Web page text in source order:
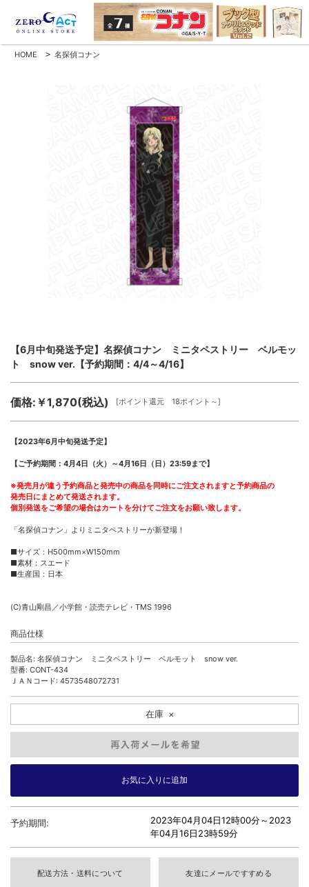
HOME > 名探偵コナン
【6月中旬発送予定】名探偵コナン ミニタペストリー ベルモッ
ト snow ver.【予約期間：4/4～4/16】
価格:￥1,870(税込) [ポイント還元 18ポイント～]
【2023年6月中旬発送予定】
【ご予約期間：4月4日（火）～4月16日（日）23:59まで】
※発売月が違う予約商品と発売中の商品を同時にご注文されますと予約商品の
発売日にまとめて発送されます。
個別発送をご希望の場合はカートを分けてご注文をお願い致します。
「名探偵コナン」よりミニタペストリーが新登場！
■サイズ：H500mm×W150mm
■素材：スエード
■生産国：日本
(C)青山剛昌／小学館・読売テレビ・TMS 1996
商品仕様
製品名: 名探偵コナン ミニタペストリー ベルモット snow ver.
型番: CONT-434
ＪＡＮコード: 4573548072731
在庫 ×
予約期間: 2023年04月04日12時00分～2023
年04月16日23時59分
配送方法・送料について 友達にメールですすめる